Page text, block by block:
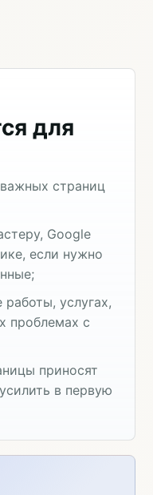
для
страниц
Google
если нужно
услугах,
проблемах с
приносят
в первую